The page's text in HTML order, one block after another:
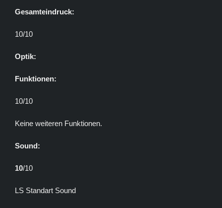
Gesamteindruck:
10/10
Optik:
Funktionen:
10/10
Keine weiteren Funktionen.
Sound:
10/10
LS Standart Sound